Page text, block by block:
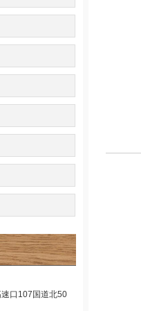
口107国道北50